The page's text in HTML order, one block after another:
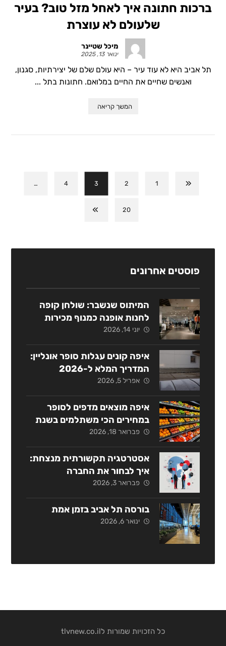
ברכות חתונה איך לאחל מזל טוב? בעיר
שלעולם לא עוצרת
מיכל שטיינר
ינואר 13, 2025
תל אביב היא לא עוד עיר – היא עולם שלם של יצירתיות, סגנון,
ואנשים שחיים את החיים במלואם. חתונות בתל ...
המשך קריאה
1
2
3
4
…
20
פוסטים אחרונים
המיתוס שנשבר: שולחן קופה
לחנות אופנה כמנוף מכירות
אסטרטגי
יוני 14, 2026
איפה קונים עגלות סופר אונליין:
המדריך המלא ל-2026
אפריל 5, 2026
איפה מוצאים מדפים לסופר
במחירים הכי משתלמים בשנת
2026?
פברואר 18, 2026
אסטרטגיה תקשורתית מנצחת:
איך לבחור את החברה
המתאימה בישראל?
פברואר 3, 2026
בורסה תל אביב בזמן אמת
ינואר 6, 2026
כל הזכויות שמורות לtlvnew.co.il